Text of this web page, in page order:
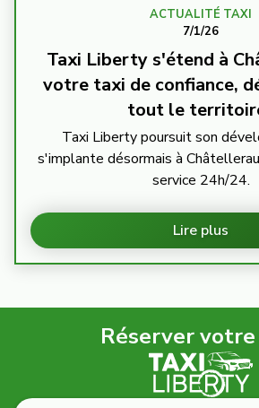
ACTUALITÉ TAXI
7/1/26
Taxi Liberty s'étend à
votre taxi de confiance,
tout le
Taxi Liberty poursuit son
s'implante désormais à
service 24h/24.
Lire plus
Réserver votre